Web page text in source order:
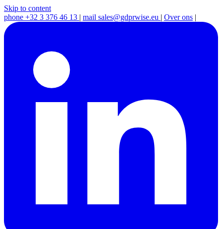
Skip to content
phone +32 3 376 46 13 | mail sales@gdprwise.eu | Over ons |